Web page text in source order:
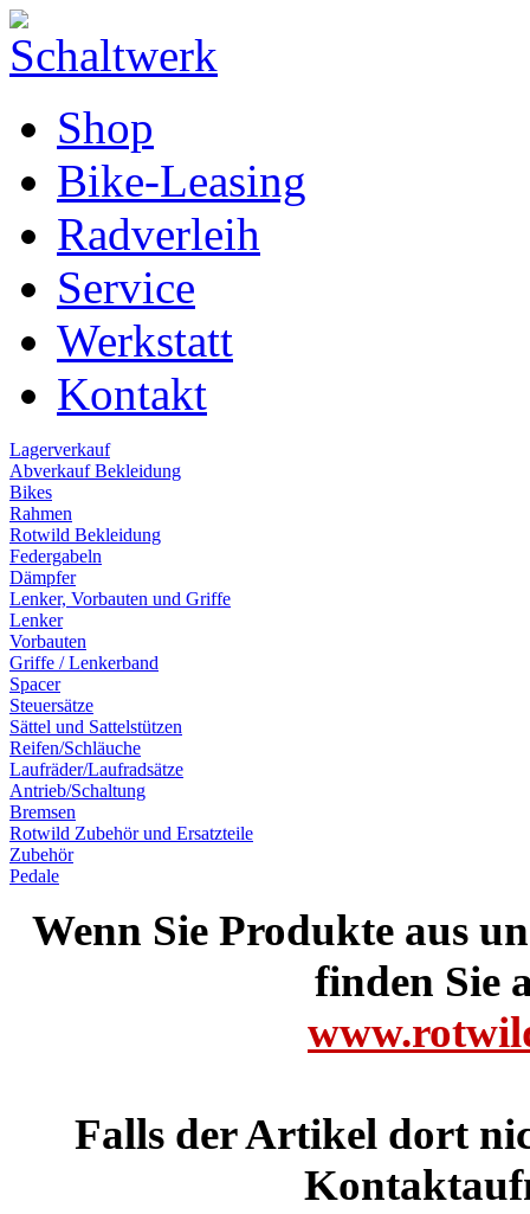
Shop
Bike-Leasing
Radverleih
Service
Werkstatt
Kontakt
Lagerverkauf
Abverkauf Bekleidung
Bikes
Rahmen
Rotwild Bekleidung
Federgabeln
Dämpfer
Lenker, Vorbauten und Griffe
Lenker
Vorbauten
Griffe / Lenkerband
Spacer
Steuersätze
Sättel und Sattelstützen
Reifen/Schläuche
Laufräder/Laufradsätze
Antrieb/Schaltung
Bremsen
Rotwild Zubehör und Ersatzteile
Zubehör
Pedale
Wenn Sie Produkte aus
finden Sie
Falls der Artikel dort